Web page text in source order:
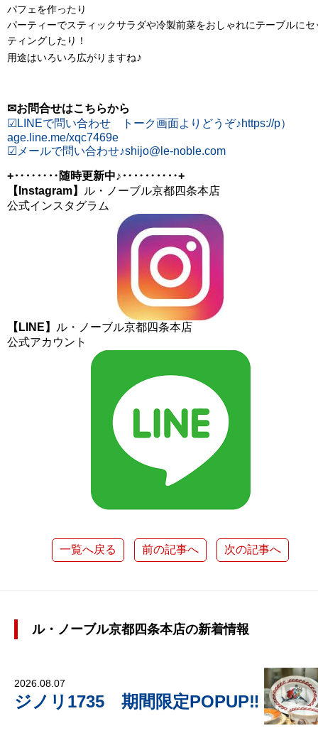
パフェを作ったり
パーティーでスティックサラダや冷製前菜をおしゃれにテーブルにセ
ティングしたり！
用途はいろいろ広がりますね♪
✉お問合せはこちらから
☑︎LINEで問い合わせ トーク画面よりどうぞ♪https://p）
age.line.me/xqc7469e
☑︎メールで問い合わせ♪shijo@le-noble.com
+‥‥‥‥随時更新中♪‥‥‥‥‥+
【Instagram】
ル・ノーブル京都四条本店
公式インスタグラム
【LINE】
ル・ノーブル京都四条本店
公式アカウント
一覧へ戻る 前の記事へ 次の記事へ
ル・ノーブル京都四条本店の新着情報
2026.08.07
ジノリ1735 期間限定POPUP‼